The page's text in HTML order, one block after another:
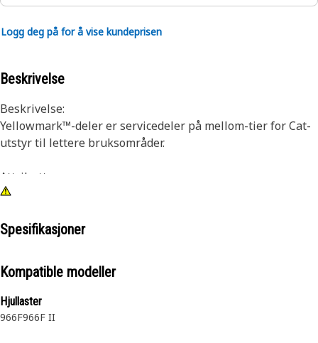
Logg deg på for å vise kundeprisen
Beskrivelse
Beskrivelse:
Yellowmark™-deler er servicedeler på mellom-tier for Cat-
utstyr til lettere bruksområder.
Attributter:
Yellowmark™-deler har samme form, tilpasning og
Yellowmark™-deler har også sin egen garantierklæring.
Anbefalt bruksområde:
Lettere bruksområder
Mer informasjon om Yellowmark
Spesifikasjoner
Kompatible modeller
Hjullaster
966F966F II